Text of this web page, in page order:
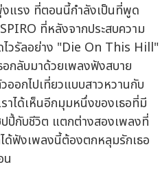
แรง ที่ตอนนี้กำลังเป็นที่พูด
ที่หลังจากประสบความ
ไวรัลอย่าง "Die On This Hill"
กลับมาด้วยเพลงฟังสบาย
อกไปเที่ยวแบบสาวหวานกับ
ได้เห็นอีกมุมหนึ่งของเธอที่มี
ปี้กับชีวิต แตกต่างสองเพลงที่
ด้ฟังเพลงนี้ต้องตกหลุมรักเธอ
น